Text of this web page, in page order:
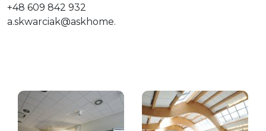
+48 609 842 932
a.skwarciak@askhome.